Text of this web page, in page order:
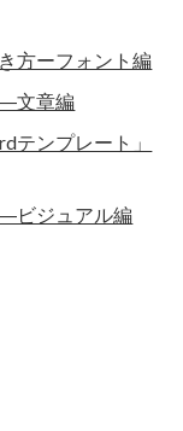
方ーフォント編
文章編
テンプレート」
ビジュアル編